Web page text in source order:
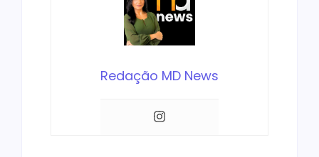
Redação MD News